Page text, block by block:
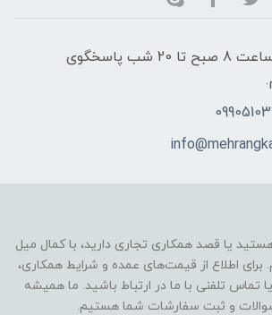
هفت روز هفته، از ساعت 8 صبح تا 20 شب پاسخگوی
یا قصد همکاری تجاری دارید، با کمال میل
اطلاع از قیمت‌های عمده و شرایط همکاری،
تماس تلفنی با ما در ارتباط باشید. ما همیشه
و ثبت سفارشات شما هستیم.